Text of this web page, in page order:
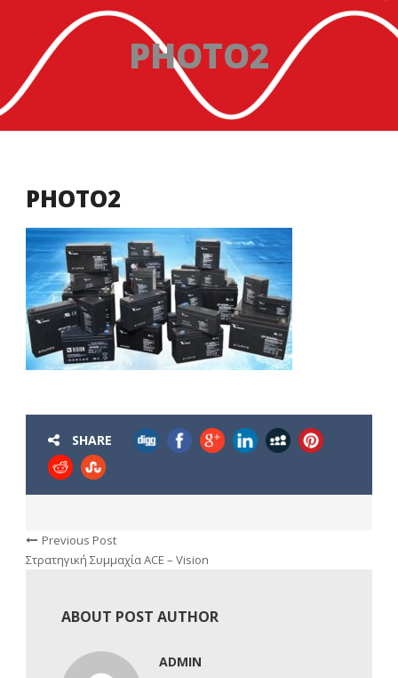
PHOTO2
PHOTO2
SHARE
Previous Post
Στρατηγική Συμμαχία ACE – Vision
ABOUT POST AUTHOR
ADMIN